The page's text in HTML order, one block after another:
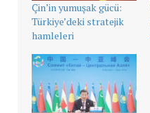
Çin’in yumuşak gücü:
Türkiye’deki stratejik
hamleleri